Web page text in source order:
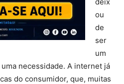
ou
de
ser
um
necessidade. A internet já
do consumidor, que, muitas